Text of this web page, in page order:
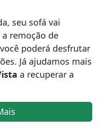
seu sofá vai
remoção de
poderá desfrutar
Já ajudamos mais
a recuperar a